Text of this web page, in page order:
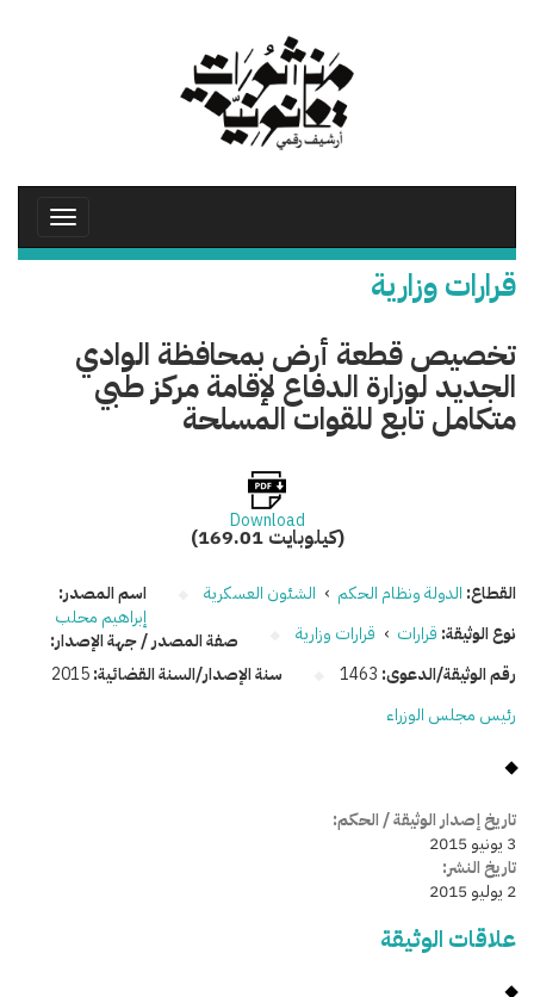
Toggle
قرارات وزارية
تخصيص قطعة أرض بمحافظة الوادي
الجديد لوزارة الدفاع لإقامة مركز طبي
متكامل تابع للقوات المسلحة
Download
(169.01 كيلوبايت)
القطاع: الدولة ونظام الحكم › الشئون العسكرية
نوع الوثيقة: قرارات › قرارات وزارية
رقم الوثيقة/الدعوى: 1463 سنة الإصدار/السنة القضائية:2015
اسم المصدر:
إبراهيم محلب
صفة المصدر / جهة الإصدار:
رئيس مجلس الوزراء
تاريخ إصدار الوثيقة / الحكم:
3 يونيو 2015
تاريخ النشر:
2 يوليو 2015
علاقات الوثيقة